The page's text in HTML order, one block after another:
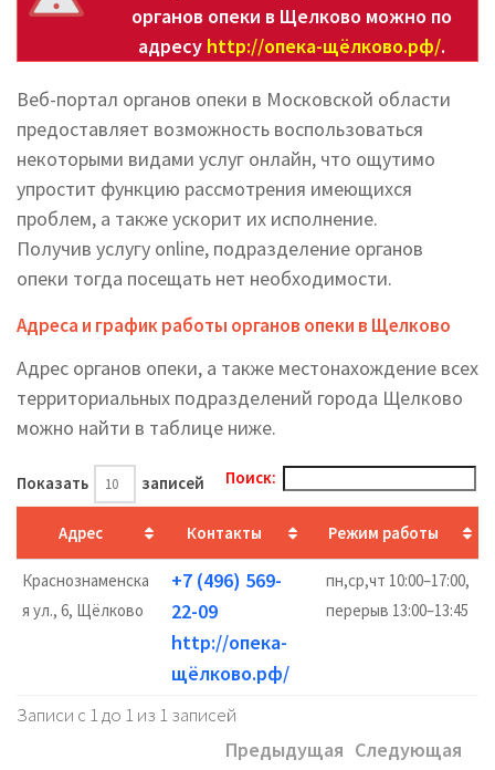
органов опеки в Щелково можно по
адресу http://опека-щёлково.рф/.
Веб-портал органов опеки в Московской области
предоставляет возможность воспользоваться
некоторыми видами услуг онлайн, что ощутимо
упростит функцию рассмотрения имеющихся
проблем, а также ускорит их исполнение.
Получив услугу online, подразделение органов
опеки тогда посещать нет необходимости.
Адреса и график работы органов опеки в Щелково
Адрес органов опеки, а также местонахождение всех
территориальных подразделений города Щелково
можно найти в таблице ниже.
Показать записей Поиск:
Адрес Контакты Режим работы
Краснознаменска
я ул., 6, Щёлково
+7 (496) 569-
22-09
http://опека-
щёлково.рф/
пн,ср,чт 10:00–17:00,
перерыв 13:00–13:45
Записи с 1 до 1 из 1 записей
Предыдущая Следующая